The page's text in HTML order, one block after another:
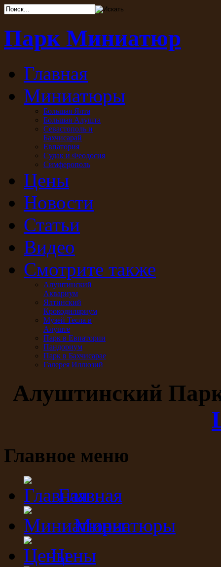
Парк Миниатюр
Главная
Миниатюры
Большая Ялта
Большая Алушта
Севастополь и
Бахчисарай
Евпатория
Судак и Феодосия
Симферополь
Цены
Новости
Статьи
Видео
Смотрите также
Алуштинский
Аквариум
Ялтинский
Крокодиляриум
Музей Тесла в
Алуште
Парк в Евпатории
Пандориум
Парк в Бахчисарае
Галерея Иллюзий
Алуштинский
Главное меню
Главная
Миниатюры
Цены